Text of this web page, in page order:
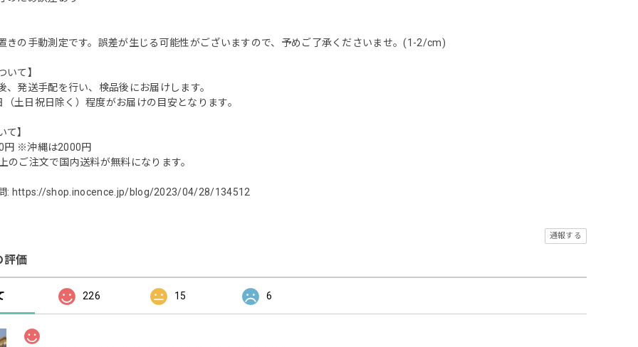
きの手動測定です。誤差が生じる可能性がございますので、予めご了承くださいませ。(1-2/cm)
いて】
、発送手配を行い、検品後にお届けします。
土日祝日除く）程度がお届けの目安となります。
て】
円 ※沖縄は2000円
のご注文で国内送料が無料になります。
: https://shop.inocence.jp/blog/2023/04/28/134512
通報する
評価
226 15 6